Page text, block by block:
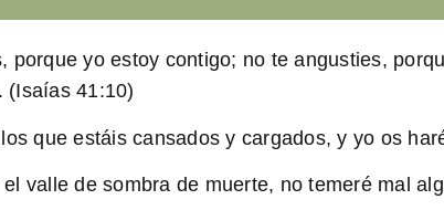
porque yo estoy contigo; no te angusties,
(Isaías 41:10)
que estáis cansados y cargados, y yo os
valle de sombra de muerte, no temeré mal